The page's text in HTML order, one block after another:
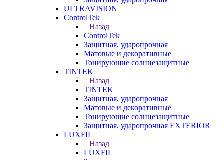
ULTRAVISION
ControlTek
Назад
ControlTek
Защитная, ударопрочная
Матовые и декоративные
Тонирующие солнцезащитные
TINTEK
Назад
TINTEK
Защитная, ударопрочная
Матовые и декоративные
Тонирующие солнцезащитные
Защитная, ударопрочная EXTERIOR
LUXFIL
Назад
LUXFIL